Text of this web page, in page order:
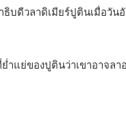
ธิบดีวลาดิเมียร์ปูตินเมื่อวั
ำแย่ของปูตินว่าเขาอาจล